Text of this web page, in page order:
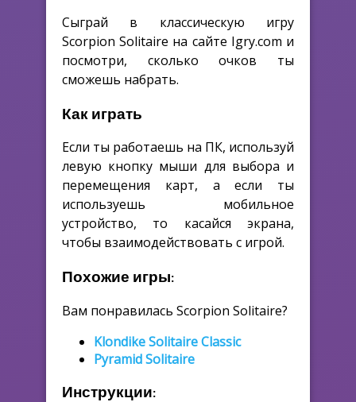
Сыграй в классическую игру
Scorpion Solitaire на сайте Igry.com и
посмотри, сколько очков ты
сможешь набрать.
Как играть
Если ты работаешь на ПК, используй
левую кнопку мыши для выбора и
перемещения карт, а если ты
используешь мобильное
устройство, то касайся экрана,
чтобы взаимодействовать с игрой.
Похожие игры:
Вам понравилась Scorpion Solitaire?
Klondike Solitaire Classic
Pyramid Solitaire
Инструкции: